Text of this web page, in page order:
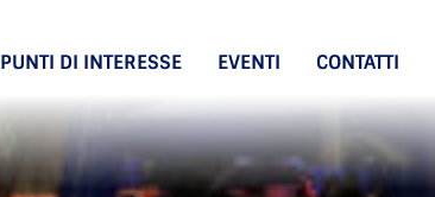
PUNTI DI INTERESSE EVENTI CONTATTI